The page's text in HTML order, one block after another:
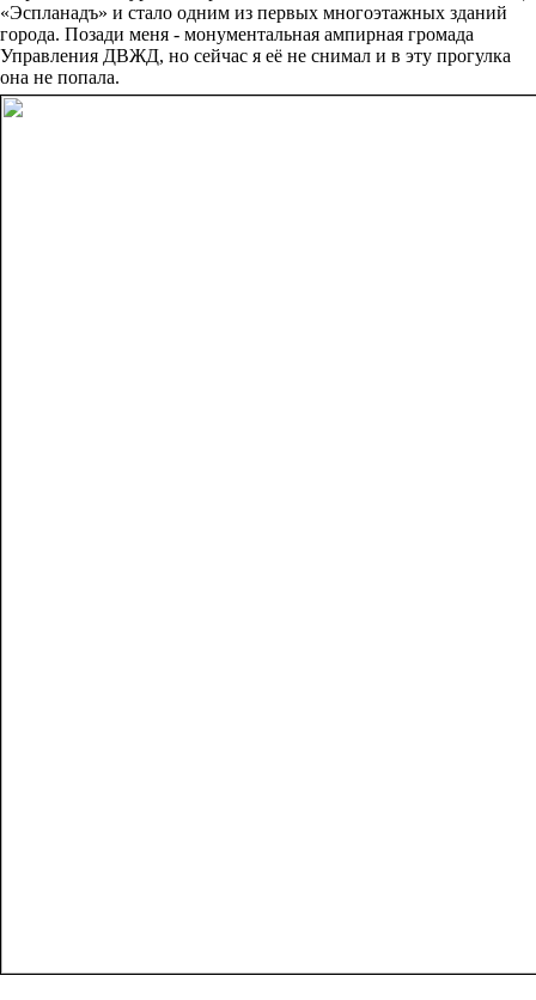
«Эспланадъ» и стало одним из первых многоэтажных зданий
города. Позади меня - монументальная ампирная громада
Управления ДВЖД, но сейчас я её не снимал и в эту прогулка
она не попала.